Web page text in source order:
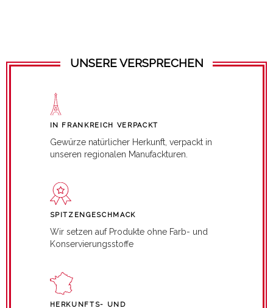
UNSERE VERSPRECHEN
IN FRANKREICH VERPACKT
Gewürze natürlicher Herkunft, verpackt in
unseren regionalen Manufackturen.
SPITZENGESCHMACK
Wir setzen auf Produkte ohne Farb- und
Konservierungsstoffe
HERKUNFTS- UND